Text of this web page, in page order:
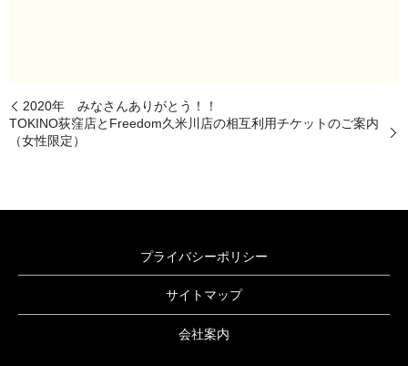
2020年 みなさんありがとう！！
TOKINO荻窪店とFreedom久米川店の相互利用チケットのご案内
（女性限定）
プライバシーポリシー
サイトマップ
会社案内